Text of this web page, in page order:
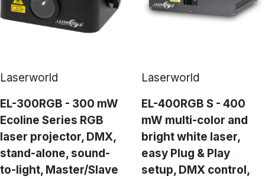
Laserworld
EL-300RGB - 300 mW
Ecoline Series RGB
laser projector, DMX,
stand-alone, sound-
to-light, Master/Slave
Laserworld
EL-400RGB S - 400
mW multi-color and
bright white laser,
easy Plug & Play
setup, DMX control,